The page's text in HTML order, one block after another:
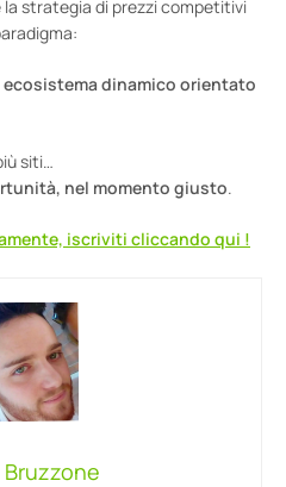
strategia di prezzi competitivi
ecosistema dinamico orientato
siti…
nel momento giusto.
iscriviti cliccando qui !
Bruzzone